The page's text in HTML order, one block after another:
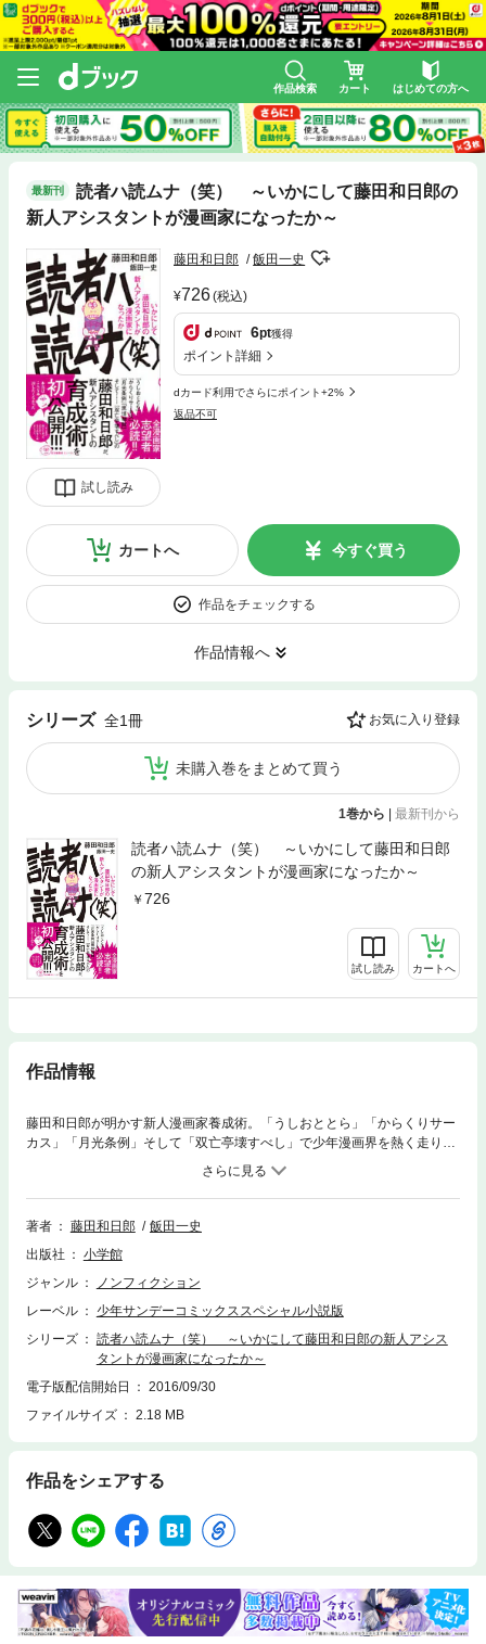
作品検索 カート はじめての方へ
最新刊
読者ハ読ムナ（笑） ～いかにして藤田和日郎の
新人アシスタントが漫画家になったか～
試し読み
藤田和日郎 飯田一史
726(税込)
6pt獲得
ポイント詳細
dカード利用でさらにポイント+2%
返品不可
カートへ 今すぐ買う
作品をチェックする
作品情報へ
シリーズ 全1冊 お気に入り登録
未購入巻をまとめて買う
1巻から | 最新刊から
読者ハ読ムナ（笑） ～いかにして藤田和日郎
の新人アシスタントが漫画家になったか～
726
試し読み カートへ
作品情報
藤田和日郎が明かす新人漫画家養成術。「うしおととら」「からくりサー
カス」「月光条例」そして「双亡亭壊すべし」で少年漫画界を熱く走り続
ける藤田和日郎。その仕事場からは数多くの漫画家が巣立った。今回、藤
田和日郎のアシスタントになった架空の新人漫画家が、連載を勝ち取るま
でを描く体裁で、藤田氏が自身の漫画創作術、新人漫画家の心構えやコミ
ュニケーション術を語り下ろしました。藤田和日郎の初代担当者も新人漫
著者 藤田和日郎
飯田一史
出版社
小学館
ジャンル
ノンフィクション
レーベル
少年サンデーコミックススペシャル小説版
シリーズ
読者ハ読ムナ（笑） ～いかにして藤田和日郎の新人アシス
タントが漫画家になったか～
電子版配信開始日
2016/09/30
ファイルサイズ
2.18 MB
作品をシェアする